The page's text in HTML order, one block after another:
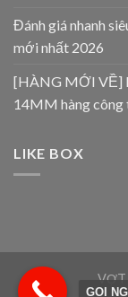
Đánh giá nhanh
mới nhất 2026
[HÀNG MỚI VỀ]
14MM hàng công
LIKE BOX
VỢT
GỌI